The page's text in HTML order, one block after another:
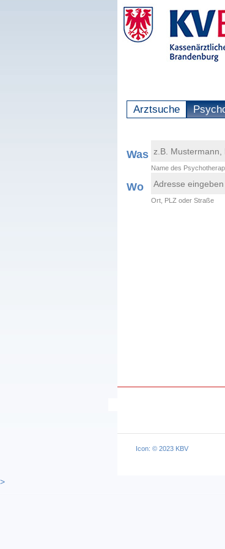
Arztsuche
Was
Name des
Wo
Ort, PLZ oder Straße
Icon: © 2023 KBV
>